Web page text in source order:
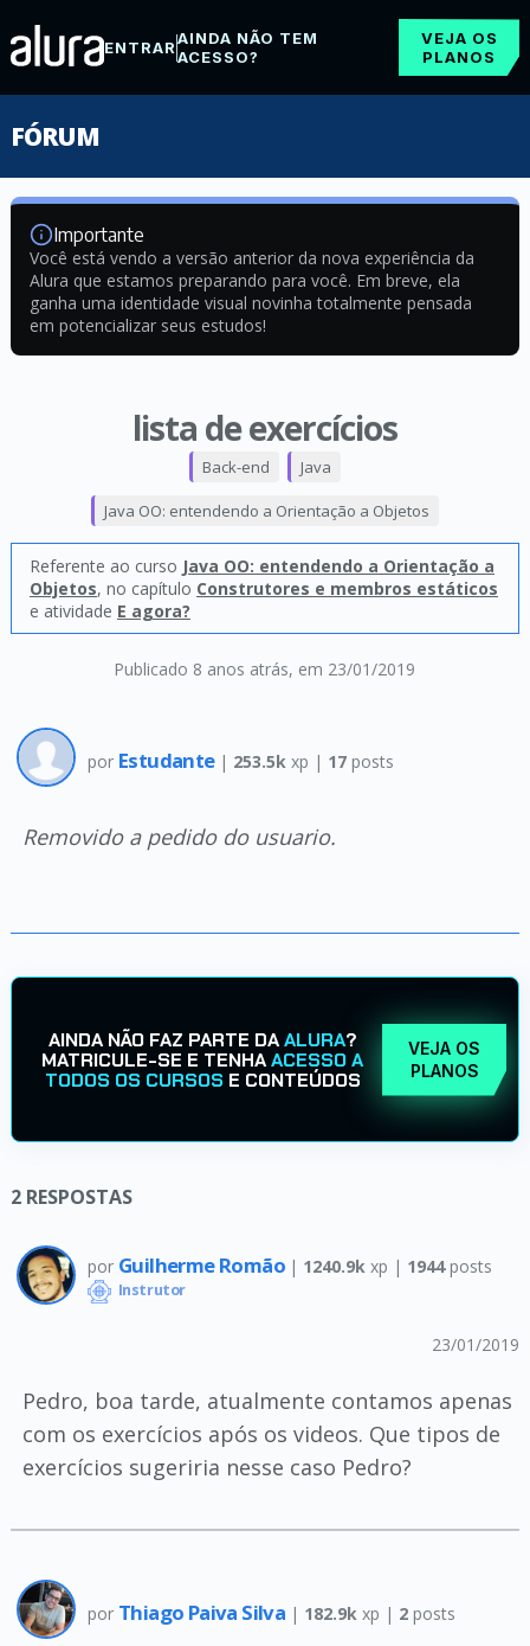
ENTRARAINDA NÃO TEM
ACESSO?
VEJA OS
PLANOS
FÓRUM
Importante
Você está vendo a versão anterior da nova experiência da
Alura que estamos preparando para você. Em breve, ela
ganha uma identidade visual novinha totalmente pensada
em potencializar seus estudos!
lista de exercícios
Publicado 8 anos atrás, em 23/01/2019
Back-end Java
Java OO: entendendo a Orientação a Objetos
Referente ao curso Java OO: entendendo a Orientação a
Objetos, no capítulo Construtores e membros estáticos
e atividade E agora?
por Estudante | 253.5k xp | 17posts
Removido a pedido do usuario.
AINDA NÃO FAZ PARTE DAALURA?
MATRICULE-SE E TENHAACESSO A
TODOS OS CURSOS E CONTEÚDOS
VEJA OS
PLANOS
2 RESPOSTAS
por Guilherme Romão | 1240.9k xp | 1944posts
Instrutor
23/01/2019
Pedro, boa tarde, atualmente contamos apenas
com os exercícios após os videos. Que tipos de
exercícios sugeriria nesse caso Pedro?
por Thiago Paiva Silva | 182.9k xp | 2posts